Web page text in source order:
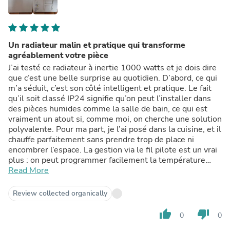
Un radiateur malin et pratique qui transforme
agréablement votre pièce
J’ai testé ce radiateur à inertie 1000 watts et je dois dire
que c’est une belle surprise au quotidien. D’abord, ce qui
m’a séduit, c’est son côté intelligent et pratique. Le fait
qu’il soit classé IP24 signifie qu’on peut l’installer dans
des pièces humides comme la salle de bain, ce qui est
vraiment un atout si, comme moi, on cherche une solution
polyvalente. Pour ma part, je l’ai posé dans la cuisine, et il
chauffe parfaitement sans prendre trop de place ni
encombrer l’espace. La gestion via le fil pilote est un vrai
plus : on peut programmer facilement la température
selon différentes ambiances comme confort, confort-1 ou
à ses envies et à ses besoins sans gaspiller d’énergie.
C’est idéal pour ceux qui aiment maîtriser leur
consommation tout en bénéficiant d’un confort optimal.
Programmer le radiateur se fait sans prise de tête, et il
Read More
Review collected organically
thumb_up 0 thumb_down 0